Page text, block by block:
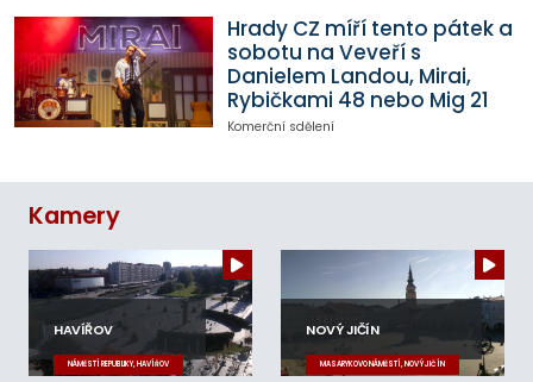
Hrady CZ míří tento pátek a
sobotu na Veveří s
Danielem Landou, Mirai,
Rybičkami 48 nebo Mig 21
Komerční sdělení
Kamery
HAVÍŘOV
NÁMĚSTÍ REPUBLIKY, HAVÍŘOV
NOVÝ JIČÍN
MASARYKOVO NÁMĚSTÍ, NOVÝ JIČÍN